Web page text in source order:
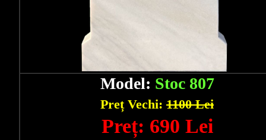
Model: Stoc 807
Preț Vechi: 1100 Lei
Preț: 690 Lei